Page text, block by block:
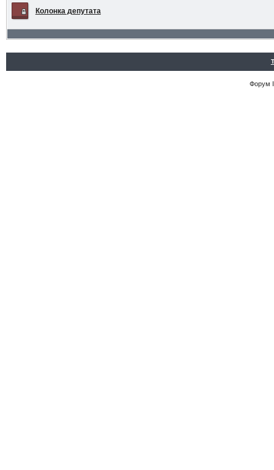
Колонка депутата
Форум